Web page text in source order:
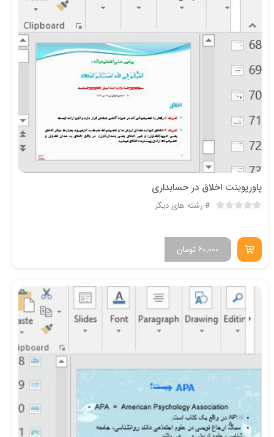
پاورپوینت اخلاق در حسابداری
رشته های دیگر
تومان 60,000